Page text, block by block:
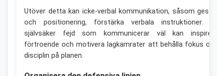
Utöver detta kan icke-verbal kommunikation, såsom
och positionering, förstärka verbala instruktioner.
självsäker fejd som kommunicerar väl kan
förtroende och motivera lagkamrater att behålla fokus
disciplin på planen.